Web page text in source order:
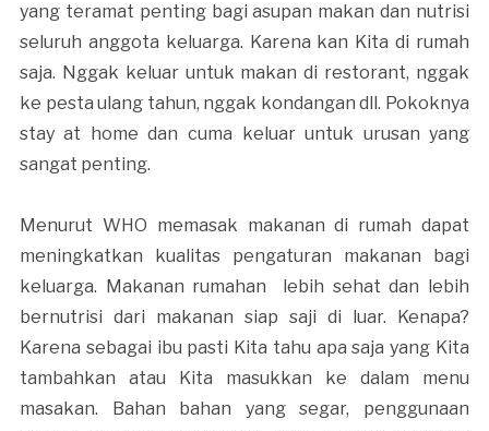
yang teramat penting bagi asupan makan dan nutrisi
seluruh anggota keluarga. Karena kan Kita di rumah
saja. Nggak keluar untuk makan di restorant, nggak
ke pesta ulang tahun, nggak kondangan dll. Pokoknya
stay at home dan cuma keluar untuk urusan yang
sangat penting.
Menurut WHO memasak makanan di rumah dapat
meningkatkan kualitas pengaturan makanan bagi
keluarga. Makanan rumahan lebih sehat dan lebih
bernutrisi dari makanan siap saji di luar. Kenapa?
Karena sebagai ibu pasti Kita tahu apa saja yang Kita
tambahkan atau Kita masukkan ke dalam menu
masakan. Bahan bahan yang segar, penggunaan